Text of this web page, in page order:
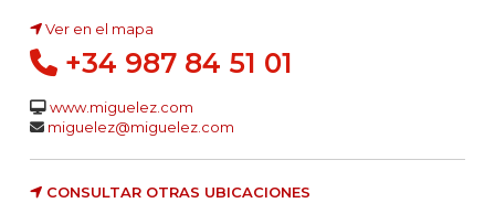
Ver en el mapa
+34 987 84 51 01
www.miguelez.com
miguelez@miguelez.com
CONSULTAR OTRAS UBICACIONES